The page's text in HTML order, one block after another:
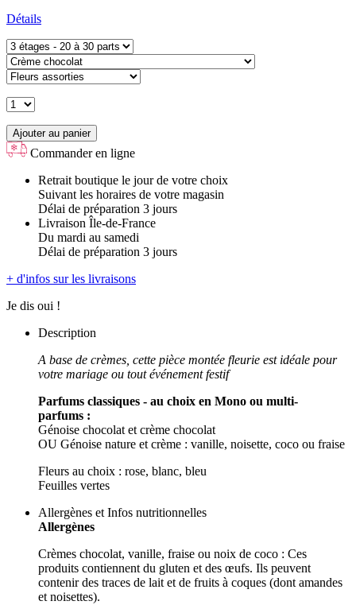
Détails
Ajouter au panier
Commander en ligne
Retrait boutique le jour de votre choix
Suivant les horaires de votre magasin
Délai de préparation 3 jours
Livraison Île-de-France
Du mardi au samedi
Délai de préparation 3 jours
+ d'infos sur les livraisons
Je dis oui !
Description
A base de crèmes, cette pièce montée fleurie est idéale pour
votre mariage ou tout événement festif
Parfums classiques - au choix en Mono ou multi-
parfums :
Génoise chocolat et crème chocolat
OU Génoise nature et crème : vanille, noisette, coco ou fraise
Fleurs au choix : rose, blanc, bleu
Feuilles vertes
Allergènes et Infos nutritionnelles
Allergènes
Crèmes chocolat, vanille, fraise ou noix de coco : Ces
produits contiennent du gluten et des œufs. Ils peuvent
contenir des traces de lait et de fruits à coques (dont amandes
et noisettes).